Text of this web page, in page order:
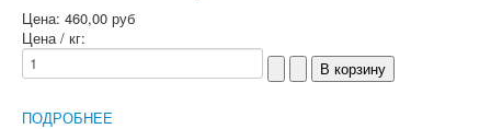
Цена: 460,00 руб
Цена / кг:
ПОДРОБНЕЕ